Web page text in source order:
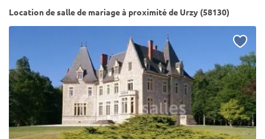
Location de salle de mariage à proximité de Urzy (58130)